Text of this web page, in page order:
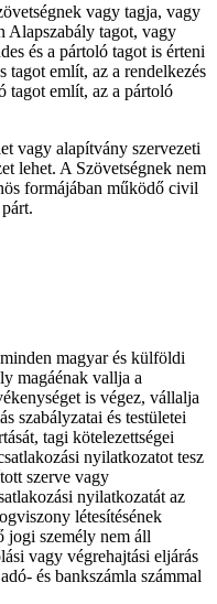
vagy tagja, vagy
Alapszabály tagot, vagy
és a pártoló tagot is érteni
tagot említ, az a rendelkezés
tagot említ, az a pártoló
vagy alapítvány szervezeti
lehet. A Szövetségnek nem
formájában működő civil
magyar és külföldi
magáénak vallja a
is végez, vállalja
szabályzatai és testületei
tagi kötelezettségei
nyilatkozatot tesz
szerve vagy
nyilatkozatát az
létesítésének
jogi személy nem áll
vagy végrehajtási eljárás
és bankszámla számmal